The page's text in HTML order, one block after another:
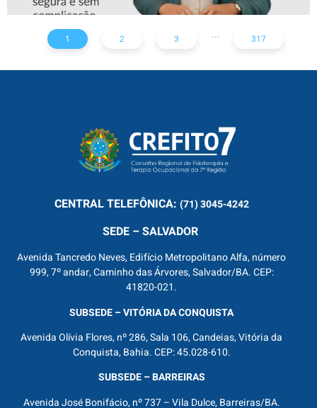
1 2 3 ... 317
CENTRALTELEFÔNICA: (71) 3045-4242
SEDE – SALVADOR
Avenida Tancredo Neves, Edifício Metropolitano Alfa, número
999, 7º andar, Caminho das Árvores, Salvador/BA. CEP:
41820-021.
SUBSEDE – VITÓRIA DA CONQUISTA
Avenida Olívia Flores, nº 286, Sala 106, Candeias, Vitória da
Conquista, Bahia. CEP: 45.028-610.
SUBSEDE – BARREIRAS
Avenida José Bonifácio, nº 737 – Vila Dulce, Barreiras/BA.